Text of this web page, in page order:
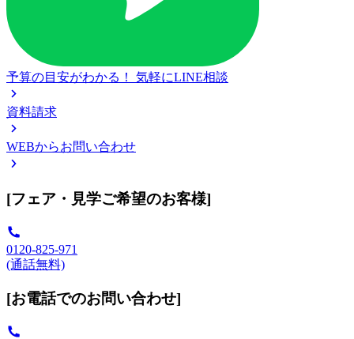
予算の目安がわかる！ 気軽にLINE相談
資料請求
WEBからお問い合わせ
[フェア・見学ご希望のお客様]
0120-825-971
(通話無料)
[お電話でのお問い合わせ]